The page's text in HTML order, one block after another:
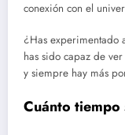
conexión con el
¿Has experimentado
has sido capaz de
y siempre hay más
Cuánto